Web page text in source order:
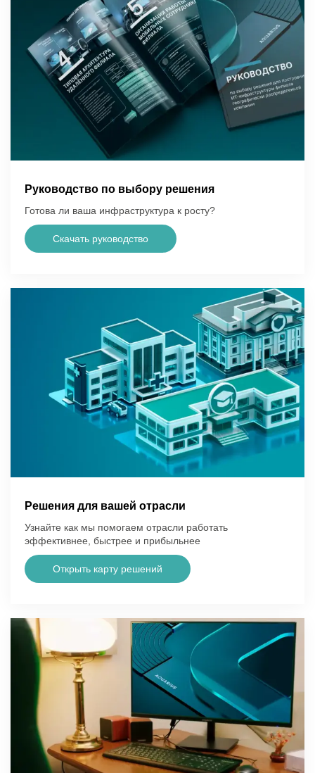
Руководство по выбору решения
Готова ли ваша инфраструктура к росту?
Скачать руководство
Решения для вашей отрасли
Узнайте как мы помогаем отрасли работать
эффективнее, быстрее и прибыльнее
Открыть карту решений